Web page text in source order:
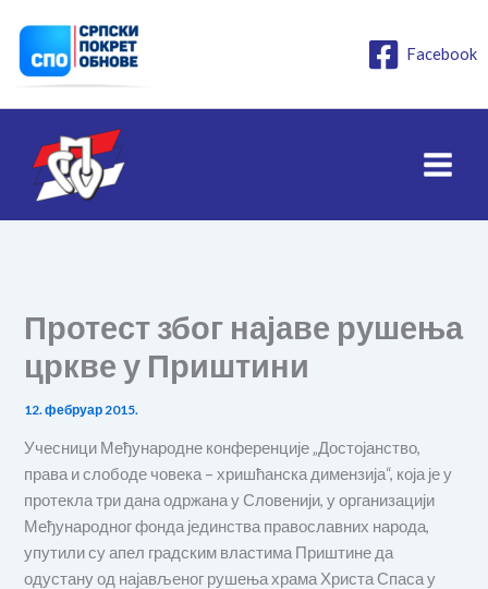
садржај
Facebook
Протест због најаве рушења
цркве у Приштини
12. фебруар 2015.
Учесници Међународне конференције „Достојанство,
права и слободе човека – хришћанска димензија“, која је у
протекла три дана одржана у Словенији, у организацији
Међународног фонда јединства православних народа,
упутили су апел градским властима Приштине да
одустану од најављеног рушења храма Христа Спаса у